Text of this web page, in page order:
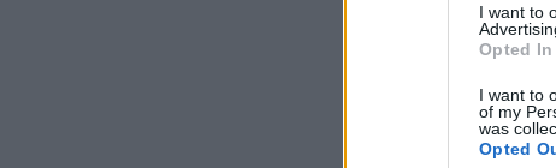
I want to
Opted In
I want to
of my
was
Opted